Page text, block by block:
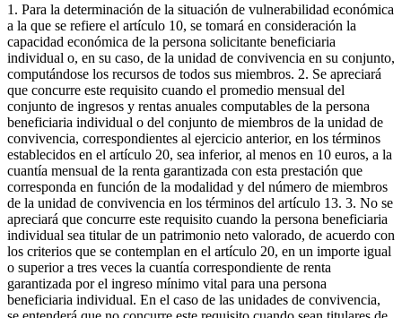
1. Para la determinación de la situación de vulnerabilidad económica
a la que se refiere el artículo 10, se tomará en consideración la
capacidad económica de la persona solicitante beneficiaria
individual o, en su caso, de la unidad de convivencia en su conjunto,
computándose los recursos de todos sus miembros. 2. Se apreciará
que concurre este requisito cuando el promedio mensual del
conjunto de ingresos y rentas anuales computables de la persona
beneficiaria individual o del conjunto de miembros de la unidad de
convivencia, correspondientes al ejercicio anterior, en los términos
establecidos en el artículo 20, sea inferior, al menos en 10 euros, a la
cuantía mensual de la renta garantizada con esta prestación que
corresponda en función de la modalidad y del número de miembros
de la unidad de convivencia en los términos del artículo 13. 3. No se
apreciará que concurre este requisito cuando la persona beneficiaria
individual sea titular de un patrimonio neto valorado, de acuerdo con
los criterios que se contemplan en el artículo 20, en un importe igual
o superior a tres veces la cuantía correspondiente de renta
garantizada por el ingreso mínimo vital para una persona
beneficiaria individual. En el caso de las unidades de convivencia,